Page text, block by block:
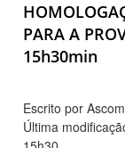
PARA A
15h30min
Escrito por
Última